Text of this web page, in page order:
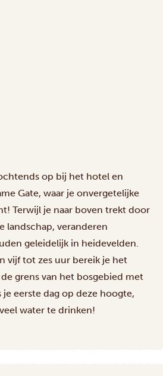
op bij het hotel en
Gate, waar je onvergetelijke
Terwijl je naar boven trekt door
landschap, veranderen
geleidelijk in heidevelden.
vijf tot zes uur bereik je het
grens van het bosgebied met
eerste dag op deze hoogte,
water te drinken!